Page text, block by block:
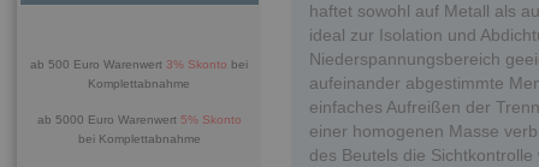
ab 500 Euro Warenwert 3% Skonto bei
Komplettabnahme
ab 5000 Euro Warenwert 5% Skonto
bei Komplettabnahme
haftet sowohl auf Metall als
ideal zur Isolation und
Niederspannungsbereich
aufeinander abgestimmte
einfaches Aufreißen der
einer homogenen Masse
des Beutels die